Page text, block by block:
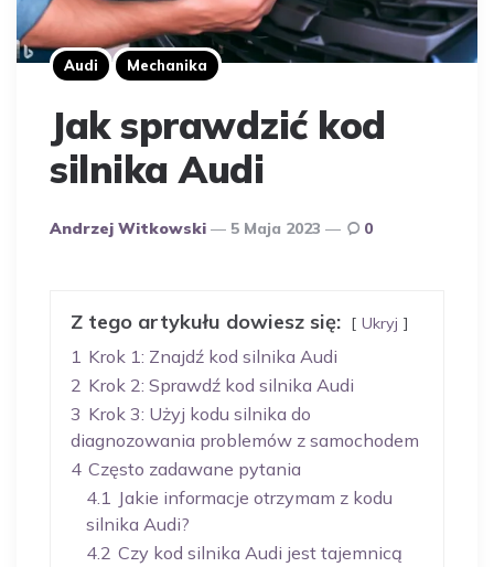
Audi Mechanika
Jak sprawdzić kod
silnika Audi
Opublikowany
Andrzej Witkowski 5 Maja 2023 0
Z tego artykułu dowiesz się: Ukryj
1 Krok 1: Znajdź kod silnika Audi
2 Krok 2: Sprawdź kod silnika Audi
3 Krok 3: Użyj kodu silnika do
diagnozowania problemów z samochodem
4 Często zadawane pytania
4.1 Jakie informacje otrzymam z kodu
silnika Audi?
4.2 Czy kod silnika Audi jest tajemnicą